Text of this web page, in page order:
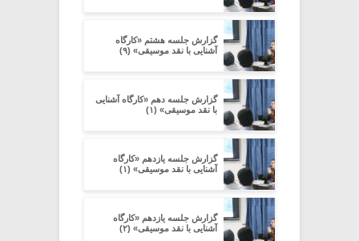
گزارش جلسه هشتم «کارگاه
آشنایی با نقد موسیقی» (۹)
گزارش جلسه دهم «کارگاه آشنایی
با نقد موسیقی» (۱)
گزارش جلسه یازدهم «کارگاه
آشنایی با نقد موسیقی» (۱)
گزارش جلسه یازدهم «کارگاه
آشنایی با نقد موسیقی» (۲)